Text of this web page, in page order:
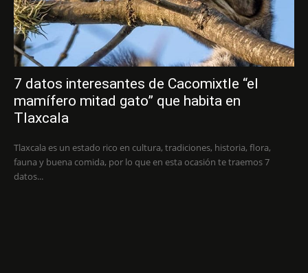
7 datos interesantes de Cacomixtle “el
mamífero mitad gato” que habita en
Tlaxcala
Tlaxcala es un estado rico en cultura, tradiciones, historia, flora,
fauna y buena comida, por lo que en esta ocasión te traemos 7
datos...